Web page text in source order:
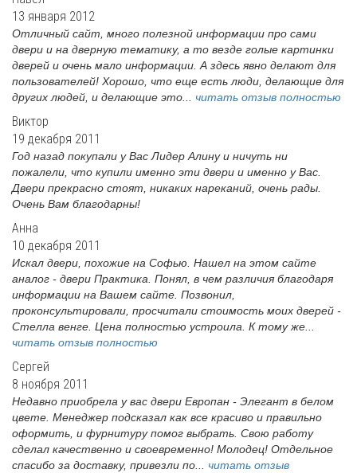
13 января 2012
Отличный сайт, много полезной информации про сами
двери и на дверную тематику, а то везде голые картинки
дверей и очень мало информации. А здесь явно делают для
пользователей! Хорошо, что еще есть люди, делающие для
других людей, и делающие это... читать отзыв полностью
Виктор
19 декабря 2011
Год назад покупали у Вас Лидер Алину и ничуть ни
пожалели, что купили именно эти двери и именно у Вас.
Двери прекрасно стоят, никаких нареканий, очень рады.
Очень Вам благодарны!
Анна
10 декабря 2011
Искал двери, похожие на Софью. Нашел на этом сайте
аналог - двери Практика. Понял, в чем различия благодаря
информации на Вашем сайте. Позвонил,
проконсультировали, просчитали стоимость моих дверей -
Стелла венге. Цена полностью устроила. К тому же...
читать отзыв полностью
Сергей
8 ноября 2011
Недавно приобрела у вас двери Европан - Элегант в белом
цвете. Менеджер подсказал как все красиво и правильно
оформить, и фурнитуру помог выбрать. Свою работу
сделал качественно и своевременно! Молодец! Отдельное
спасибо за доставку, привезли по... читать отзыв